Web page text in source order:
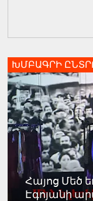
ԽՄԲԱԳՐԻ
Հայոց Մեծ
Էգոյանի